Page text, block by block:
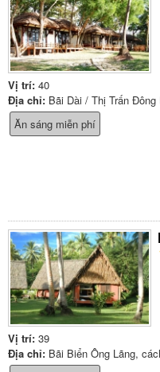
Vị trí: 40
Địa chỉ: Bãi Dài / Thị Trấn Đông
Ăn sáng miễn phí
Vị trí: 39
Địa chỉ: Bãi Biển Ông Lãng,